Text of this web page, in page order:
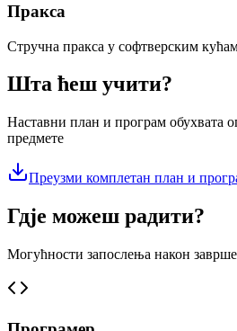
Пракса
Стручна пракса у софтверским
Шта ћеш учити?
Наставни план и програм обухвата
предмете
Преузми комплетан план и
Гдје можеш радити?
Могућности запослења након